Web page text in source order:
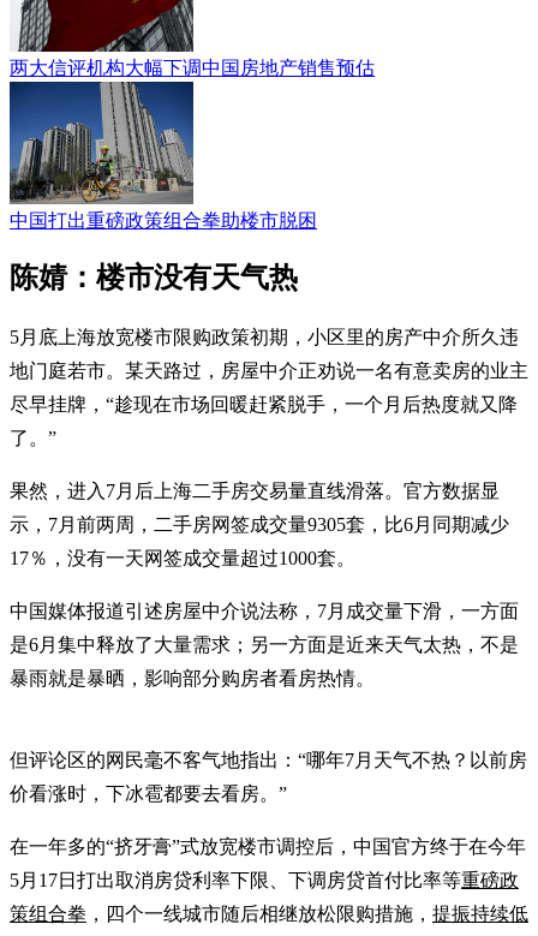
两大信评机构大幅下调中国房地产销售预估
中国打出重磅政策组合拳助楼市脱困
陈婧：楼市没有天气热
5月底上海放宽楼市限购政策初期，小区里的房产中介所久违
地门庭若市。某天路过，房屋中介正劝说一名有意卖房的业主
尽早挂牌，“趁现在市场回暖赶紧脱手，一个月后热度就又降
了。”
果然，进入7月后上海二手房交易量直线滑落。官方数据显
示，7月前两周，二手房网签成交量9305套，比6月同期减少
17％，没有一天网签成交量超过1000套。
中国媒体报道引述房屋中介说法称，7月成交量下滑，一方面
是6月集中释放了大量需求；另一方面是近来天气太热，不是
暴雨就是暴晒，影响部分购房者看房热情。
但评论区的网民毫不客气地指出：“哪年7月天气不热？以前房
价看涨时，下冰雹都要去看房。”
在一年多的“挤牙膏”式放宽楼市调控后，中国官方终于在今年
5月17日打出取消房贷利率下限、下调房贷首付比率等重磅政
策组合拳 ，四个一线城市随后相继放松限购措施， 提振持续低